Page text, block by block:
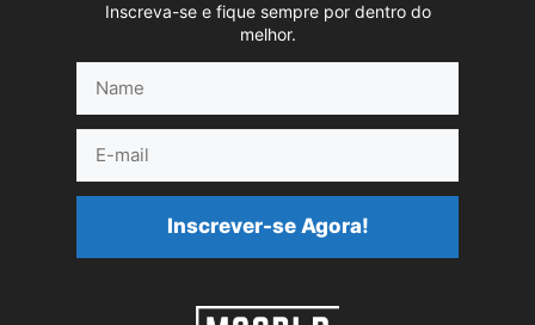
Inscreva-se e fique sempre por dentro do
melhor.
mail
Inscrever-se Agora!